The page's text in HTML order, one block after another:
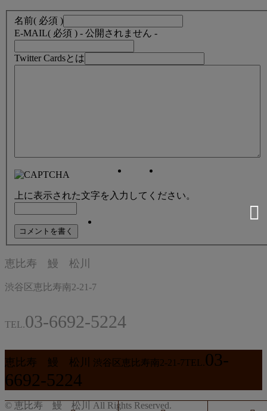
名前( 必須 )
E-MAIL( 必須 ) - 公開されません -
Twitter Cardsとは
上に表示された文字を入力してください。
恵比寿 鰻 松川
渋谷区恵比寿南2-21-7
TEL.03-6692-5224
恵比寿 鰻 松川 渋谷区恵比寿南2-21-7TEL.03-
6692-5224
© 恵比寿 鰻 松川 All Rights Reserved.